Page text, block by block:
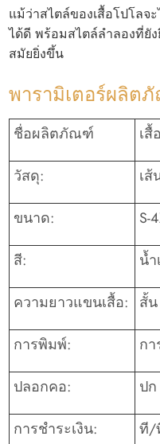
แม้ว่าสไตล์ของเสื้อโปโลจ
ได้ดี พร้อมสไตล์ลำลองที่ยั
สมัยยิ่งขึ้น
พารามิเตอร์ผลิต
ชื่อผลิตภัณฑ์ เ
วัสดุ: เ
ขนาด: S-
สี: น้
ความยาวแขนเสื้อ: สั้น
การพิมพ์: กา
ปลอกคอ: ปก
การชำระเงิน: ที/